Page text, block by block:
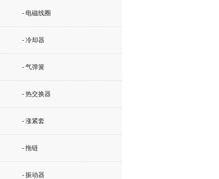
- 电磁线圈
- 冷却器
- 气弹簧
- 热交换器
- 涨紧套
- 拖链
- 振动器